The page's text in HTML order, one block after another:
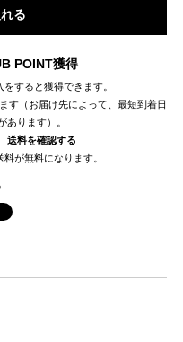
る
POINT獲得
をすると獲得できます。
す（お届け先によって、最短到着日
あります）。
送料を確認する
が無料になります。